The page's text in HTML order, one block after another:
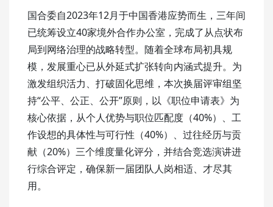
国合委自2023年12月于中国香港应势而生，三年间
已统筹设立40家境外合作办公室，完成了从点状布
局到网络治理的战略转型。随着全球布局初具规
模，发展重心已从外延式扩张转向内涵式提升。为
激发组织活力、打破固化思维，本次换届评审组坚
持“公平、公正、公开”原则，以《职位申请表》为
核心依据，从个人优势与职位匹配度（40%）、工
作设想的具体性与可行性（40%）、过往经历与贡
献（20%）三个维度量化评分，并结合竞选演讲进
行综合评定，确保新一届团队人岗相适、才尽其
用。